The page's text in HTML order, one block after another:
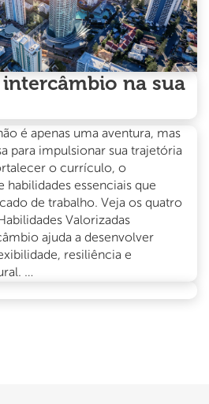
na sua
é apenas uma aventura, mas
para impulsionar sua trajetória
o currículo, o
essenciais que
de trabalho. Veja os quatro
Valorizadas
ajuda a desenvolver
resiliência e
…